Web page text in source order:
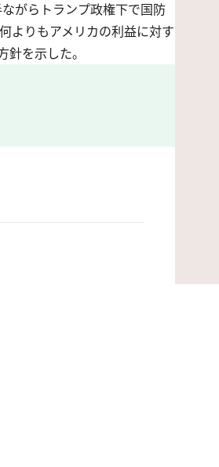
がらトランプ政権下で国防
よりもアメリカの利益に対す
を示した。